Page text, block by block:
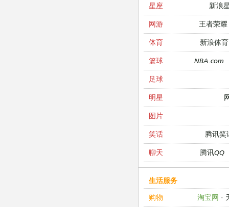
星座 新浪
网游 王者荣耀
体育 新浪体育
篮球 NBA.com
足球
明星
图片
笑话 腾讯笑
聊天 腾讯QQ
生活服务
购物
淘宝网 ·